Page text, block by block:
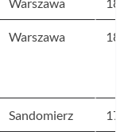
Warszawa 186
Warszawa 181
Sandomierz 170